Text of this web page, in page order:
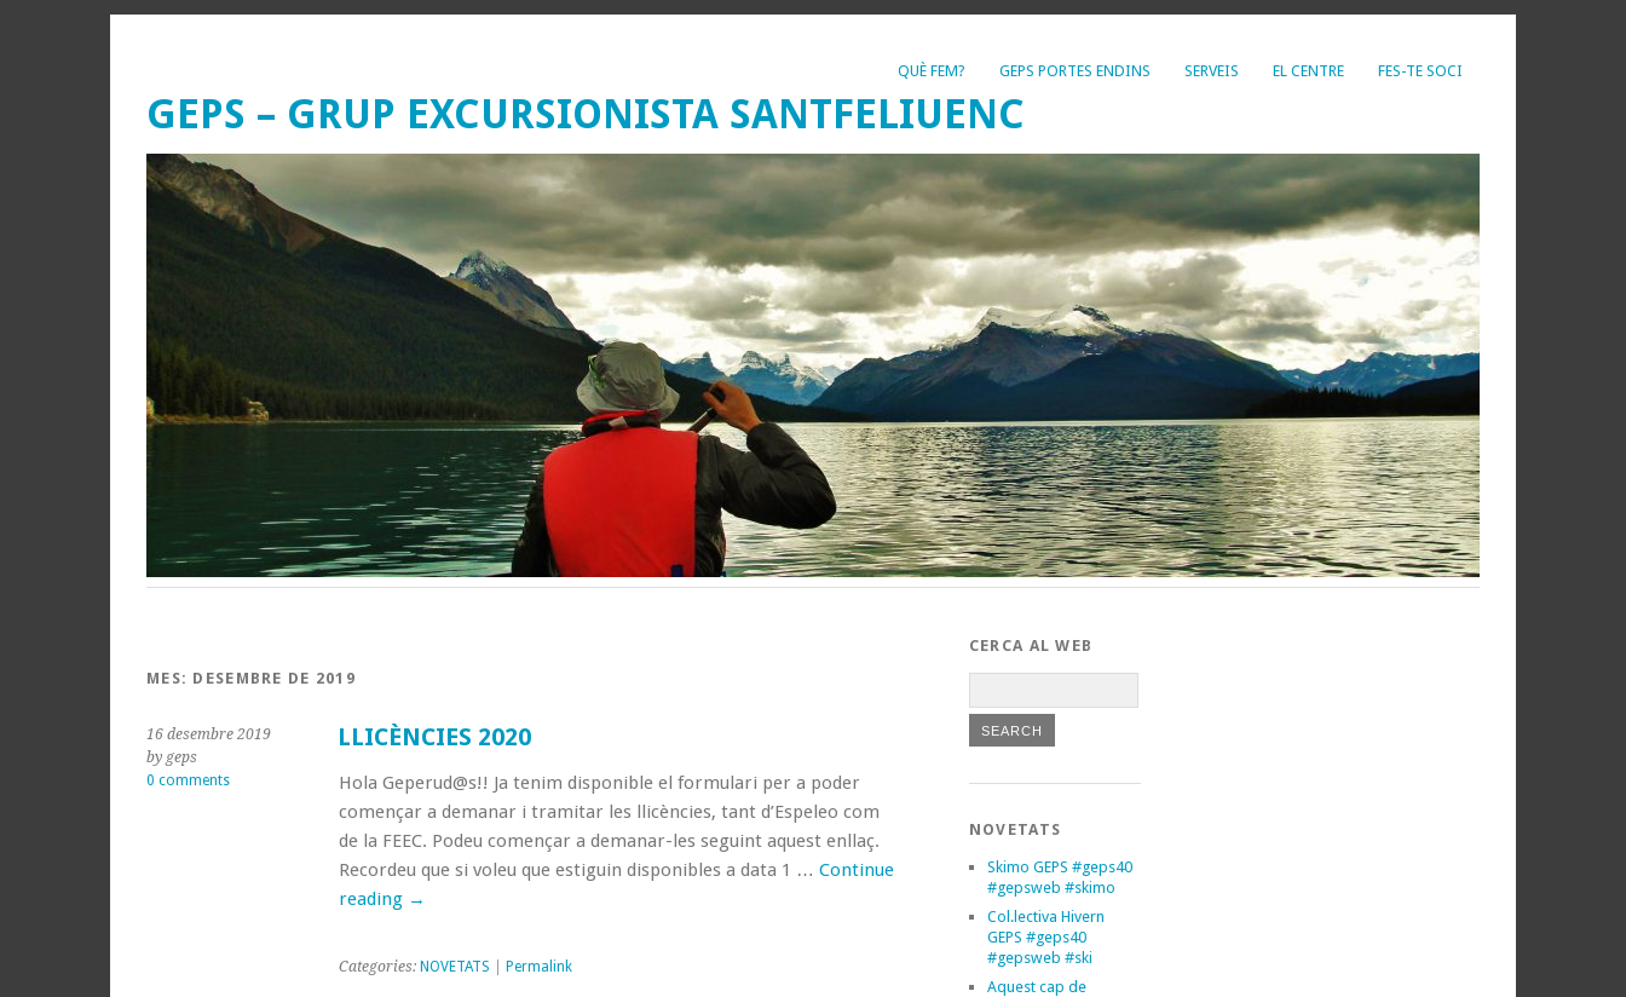
QUÈ FEM? GEPS PORTES ENDINS SERVEIS EL CENTRE FES-TE SOCI
GEPS – GRUP EXCURSIONISTA SANTFELIUENC
MES: DESEMBRE DE 2019
16 desembre 2019
by geps
0 comments
LLICÈNCIES 2020
Hola Geperud@s!! Ja tenim disponible el formulari per a poder
començar a demanar i tramitar les llicències, tant d’Espeleo com
de la FEEC. Podeu començar a demanar-les seguint aquest enllaç.
Recordeu que si voleu que estiguin disponibles a data 1 … Continue
reading →
Categories: NOVETATS Permalink
CERCA AL WEB
NOVETATS
Skimo GEPS #geps40
#gepsweb #skimo
Col.lectiva Hivern
GEPS #geps40
#gepsweb #ski
Aquest cap de